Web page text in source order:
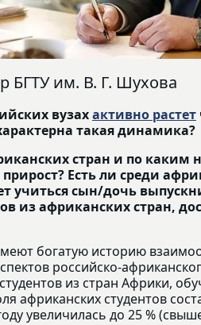
БГТУ им. В. Г. Шухова
вузахактивно растет
такая динамика?
стран и по каким
Есть ли среди
учиться сын/дочь
из африканских стран,
богатую историю
российско-
из стран Африки,
африканских студентов
увеличилась до 25 %